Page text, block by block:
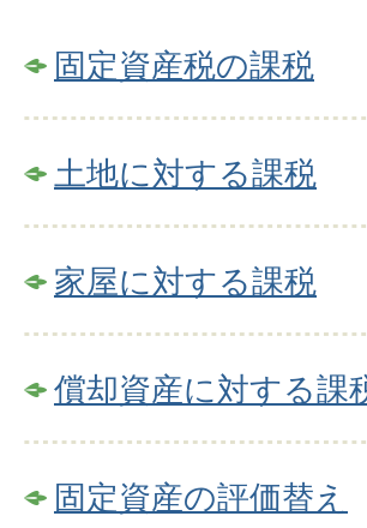
固定資産税の課税
土地に対する課税
家屋に対する課税
償却資産に対する課
固定資産の評価替え